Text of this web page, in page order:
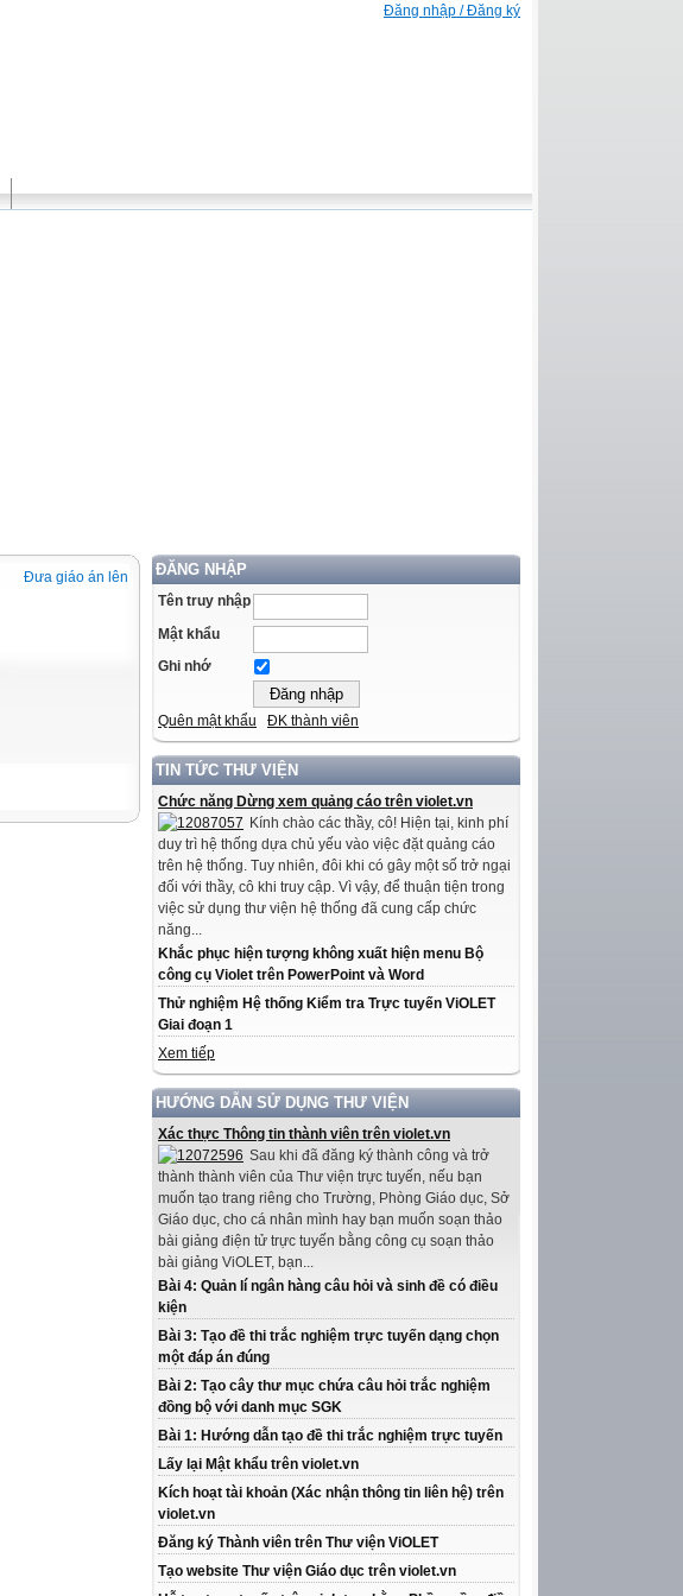
Đăng nhập / Đăng ký
ĐĂNG NHẬP
Tên truy nhập
Mật khẩu
Ghi nhớ
Quên mật khẩu ĐK thành viên
TIN TỨC THƯ VIỆN
Chức năng Dừng xem quảng cáo trên violet.vn
Kính chào các thầy, cô! Hiện tại, kinh phí
duy trì hệ thống dựa chủ yếu vào việc đặt quảng cáo
trên hệ thống. Tuy nhiên, đôi khi có gây một số trở ngại
đối với thầy, cô khi truy cập. Vì vậy, để thuận tiện trong
việc sử dụng thư viện hệ thống đã cung cấp chức
năng...
Khắc phục hiện tượng không xuất hiện menu Bộ
công cụ Violet trên PowerPoint và Word
Thử nghiệm Hệ thống Kiểm tra Trực tuyến ViOLET
Giai đoạn 1
Xem tiếp
HƯỚNG DẪN SỬ DỤNG THƯ VIỆN
Xác thực Thông tin thành viên trên violet.vn
Sau khi đã đăng ký thành công và trở
thành thành viên của Thư viện trực tuyến, nếu bạn
muốn tạo trang riêng cho Trường, Phòng Giáo dục, Sở
Giáo dục, cho cá nhân mình hay bạn muốn soạn thảo
bài giảng điện tử trực tuyến bằng công cụ soạn thảo
bài giảng ViOLET, bạn...
Bài 4: Quản lí ngân hàng câu hỏi và sinh đề có điều
kiện
Bài 3: Tạo đề thi trắc nghiệm trực tuyến dạng chọn
một đáp án đúng
Bài 2: Tạo cây thư mục chứa câu hỏi trắc nghiệm
đồng bộ với danh mục SGK
Bài 1: Hướng dẫn tạo đề thi trắc nghiệm trực tuyến
Lấy lại Mật khẩu trên violet.vn
Kích hoạt tài khoản (Xác nhận thông tin liên hệ) trên
violet.vn
Đăng ký Thành viên trên Thư viện ViOLET
Tạo website Thư viện Giáo dục trên violet.vn
Đưa giáo án lên